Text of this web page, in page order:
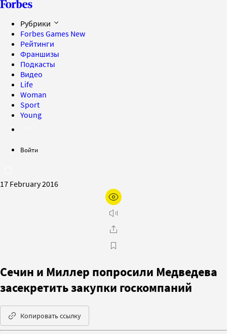
Рубрики
Forbes Games New
Рейтинги
Франшизы
Подкасты
Видео
Life
Woman
Sport
Young
Войти
17 February 2016
Сечин и Миллер попросили Медведева
засекретить закупки госкомпаний
Копировать ссылку